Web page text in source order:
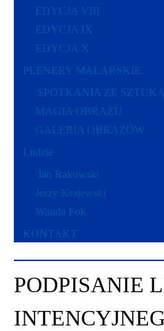
EDYCJA VIII
EDYCJA IX
EDYCJA X
PLENERY MALARSKIE
SPOTKANIA ZE SZTUKĄ
MAGIA OBRAZU
GALERIA OBRAZÓW
Ludzie
Jan Rakowski
Jerzy Krajewski
Wanda Fok
KONTAKT
PODPISANIE